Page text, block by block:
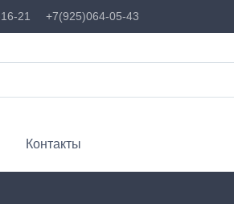
21 +7(925)064-05-43
Контакты